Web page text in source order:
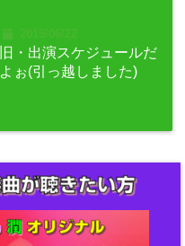
旧・出演スケジュールだ
よぉ(引っ越しました)